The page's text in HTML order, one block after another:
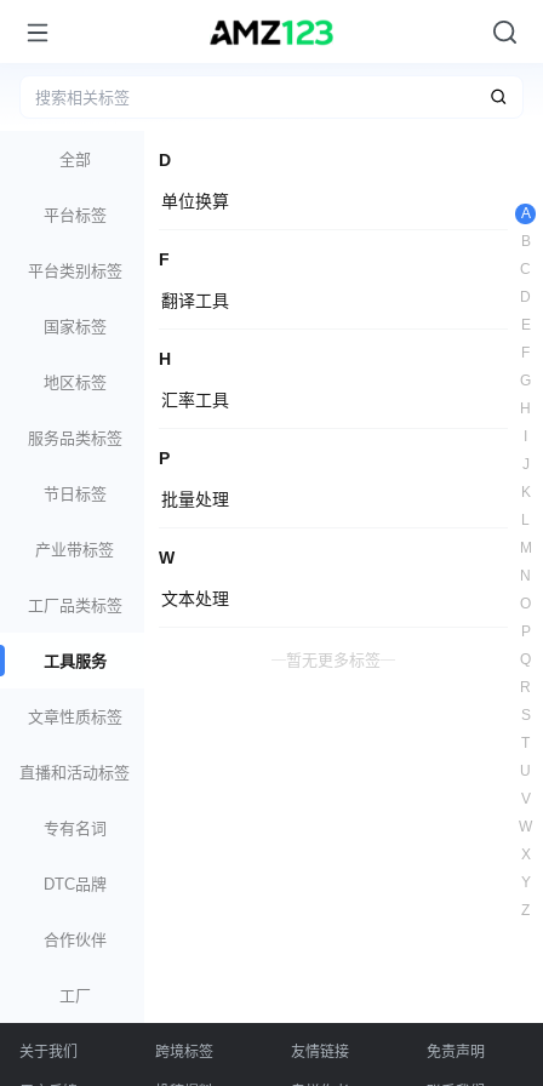
全部
平台标签
平台类别标签
国家标签
地区标签
服务品类标签
节日标签
产业带标签
工厂品类标签
工具服务
文章性质标签
直播和活动标签
专有名词
DTC品牌
合作伙伴
工厂
D
单位换算
F
翻译工具
H
汇率工具
P
批量处理
W
文本处理
暂无更多标签
A
B
C
D
E
F
G
H
J
K
L
M
N
O
P
Q
R
S
T
U
V
W
X
Y
Z
关于我们 跨境标签 友情链接 免责声明